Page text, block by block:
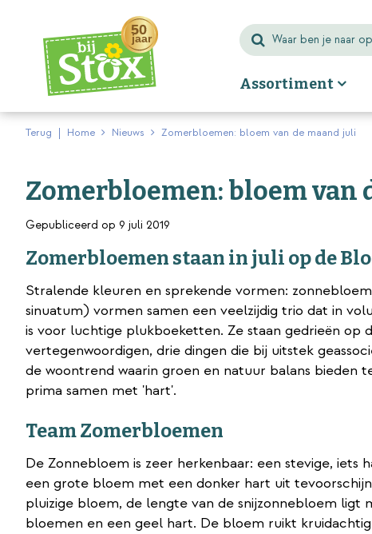
content
Terug Home Nieuws Zomerbloemen: bloem van de maand juli
Assortiment
Zomerbloemen: bloem van
Gepubliceerd op 9 juli 2019
Zomerbloemen staan in juli op de
Stralende kleuren en sprekende vormen:
sinuatum) vormen samen een veelzijdig trio dat in
is voor luchtige plukboeketten. Ze staan gedrieën op
vertegenwoordigen, drie dingen die bij uitstek
de woontrend waarin groen en natuur balans bieden
prima samen met 'hart'.
Team Zomerbloemen
De Zonnebloem is zeer herkenbaar: een stevige,
een grote bloem met een donker hart uit
pluizige bloem, de lengte van de snijzonnebloem
bloemen en een geel hart. De bloem ruikt